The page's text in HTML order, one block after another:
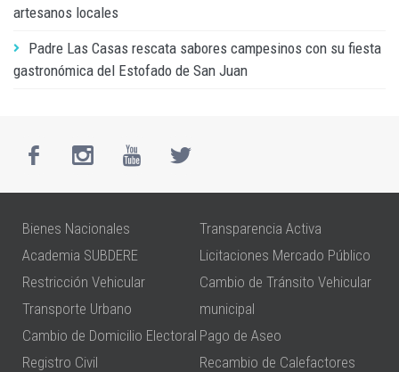
artesanos locales
Padre Las Casas rescata sabores campesinos con su fiesta
gastronómica del Estofado de San Juan
Bienes Nacionales
Academia SUBDERE
Restricción Vehicular
Transporte Urbano
Cambio de Domicilio Electoral
Registro Civil
Transparencia Activa
Licitaciones Mercado Público
Cambio de Tránsito Vehicular
municipal
Pago de Aseo
Recambio de Calefactores